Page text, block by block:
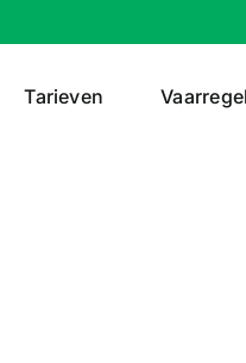
Tarieven